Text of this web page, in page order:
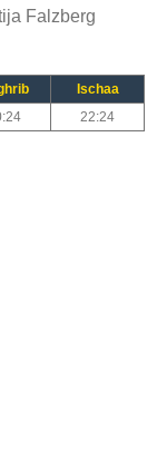
Falzberg
Ischaa
22:24